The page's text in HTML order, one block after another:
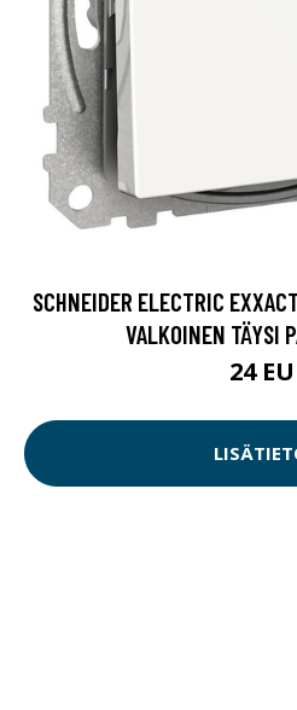
SCHNEIDER ELECTRIC
VALKOINEN TÄYSI
24